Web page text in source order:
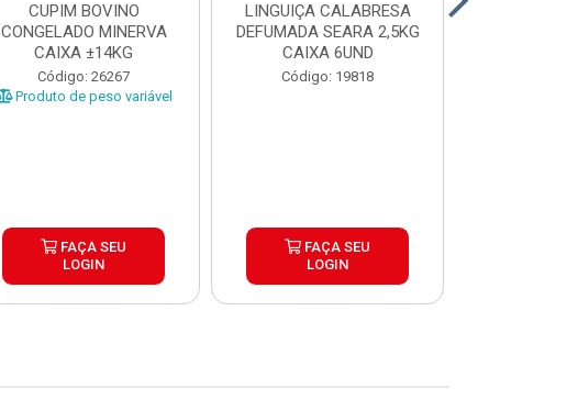
CUPIM BOVINO
CONGELADO MINERVA
CAIXA ±14KG
Código: 26267
Produto de peso variável
FAÇA SEU
LOGIN
LINGUIÇA CALABRESA
DEFUMADA SEARA 2,5KG
CAIXA 6UND
Código: 19818
FAÇA SEU
LOGIN